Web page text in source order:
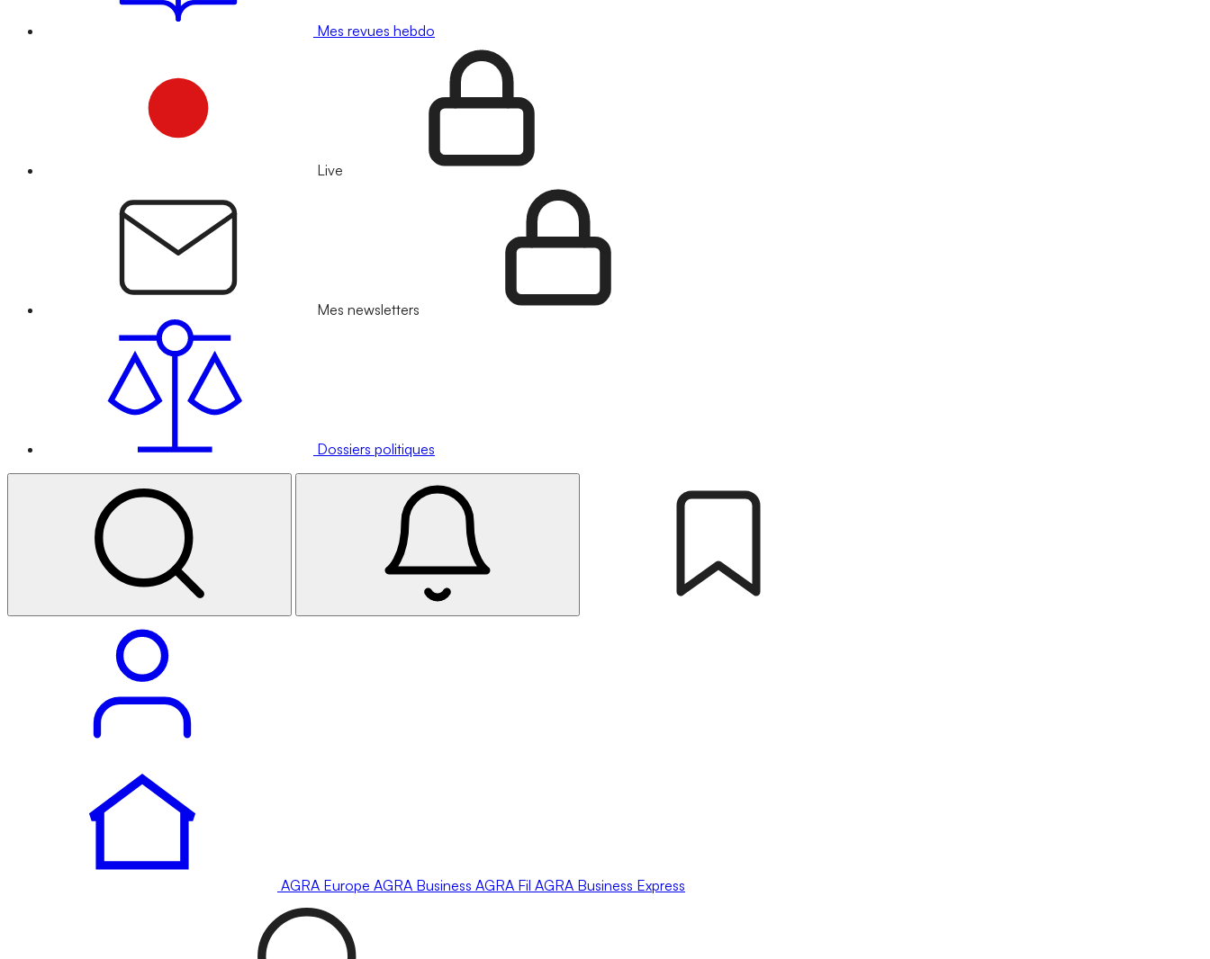
Mes revues hebdo
Live
Mes newsletters
Dossiers politiques
AGRA Europe AGRA Business AGRA Fil AGRA Business Express